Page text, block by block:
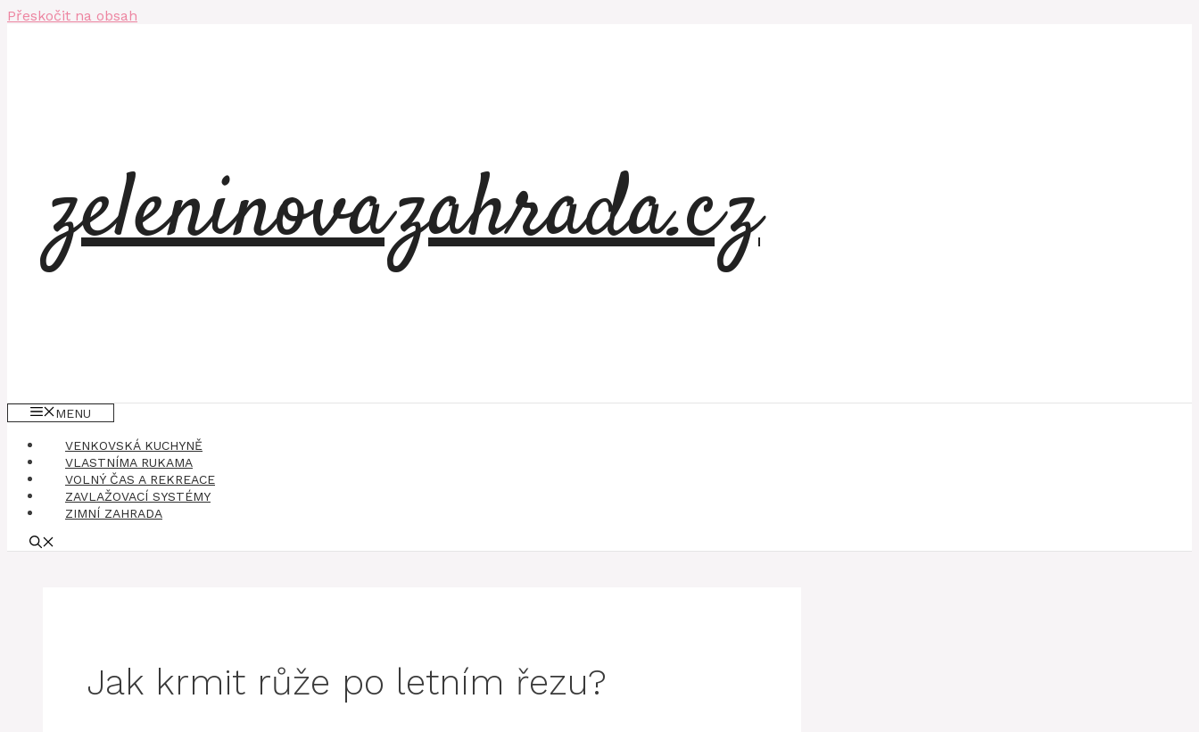
Přeskočit na obsah
zeleninovazahrada.cz
MENU
VENKOVSKÁ KUCHYNĚ
VLASTNÍMA RUKAMA
VOLNÝ ČAS A REKREACE
ZAVLAŽOVACÍ SYSTÉMY
ZIMNÍ ZAHRADA
Jak krmit růže po letním řezu?